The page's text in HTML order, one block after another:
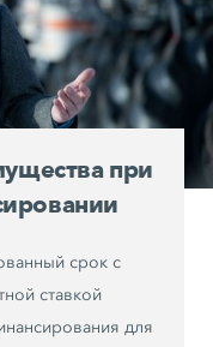
при
срок с
ставкой
для